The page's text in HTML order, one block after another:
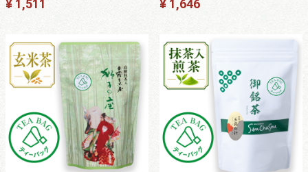
¥ 1,511
¥ 1,646